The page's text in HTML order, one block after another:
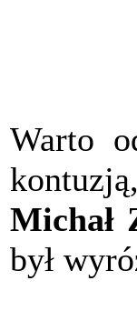
Warto
Michał
był